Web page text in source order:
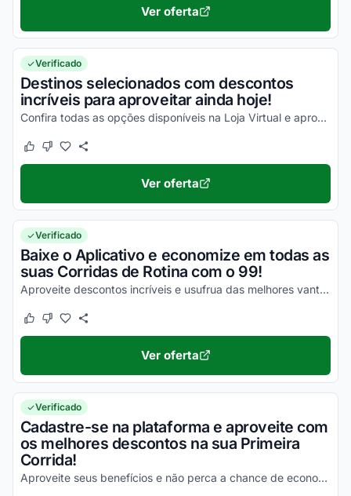
Ver oferta
Verificado
Destinos selecionados com descontos
incríveis para aproveitar ainda hoje!
Confira todas as opções disponíveis na Loja Virtual e aproveite para economizar!
Este cupom funcionou
Este cupom não funcionou
Ver oferta
Verificado
Baixe o Aplicativo e economize em todas as
suas Corridas de Rotina com o 99!
Aproveite descontos incríveis e usufrua das melhores vantagens!
Este cupom funcionou
Este cupom não funcionou
Ver oferta
Verificado
Cadastre-se na plataforma e aproveite com
os melhores descontos na sua Primeira
Corrida!
Aproveite seus benefícios e não perca a chance de economizar ainda hoje!